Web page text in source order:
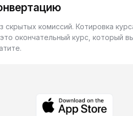
скрытых комиссий. Котировка
окончательный курс, который